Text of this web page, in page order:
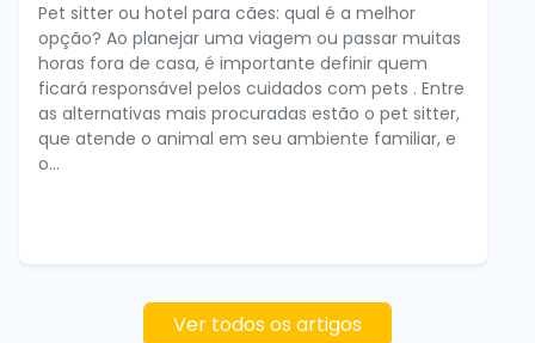
Pet sitter ou hotel para cães: qual é a melhor
opção? Ao planejar uma viagem ou passar muitas
horas fora de casa, é importante definir quem
ficará responsável pelos cuidados com pets . Entre
as alternativas mais procuradas estão o pet sitter,
que atende o animal em seu ambiente familiar, e
o...
Ver todos os artigos